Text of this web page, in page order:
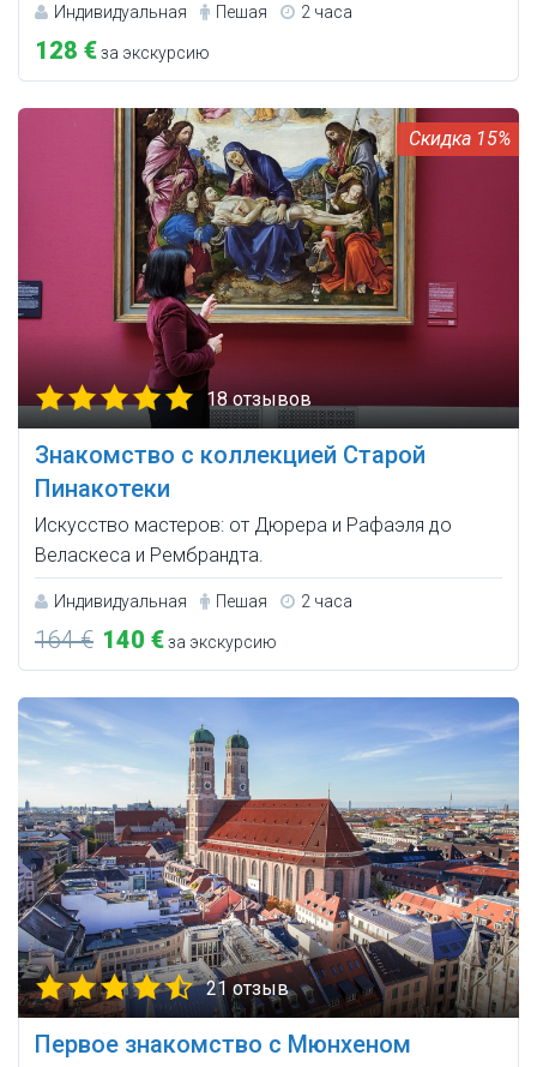
Индивидуальная Пешая 2 часа
128 €за экскурсию
15%
18 отзывов
Знакомство с коллекцией Старой
Пинакотеки
Искусство мастеров: от Дюрера и Рафаэля до
Веласкеса и Рембрандта.
Индивидуальная Пешая 2 часа
164 € 140 €за экскурсию
21 отзыв
Первое знакомство с Мюнхеном